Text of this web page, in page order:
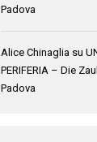
Padova
Alice Chinaglia su
PERIFERIA – Die
Padova